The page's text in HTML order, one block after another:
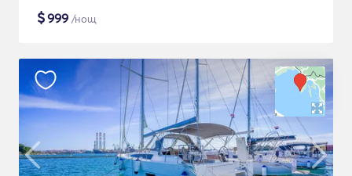
$999 /нощ